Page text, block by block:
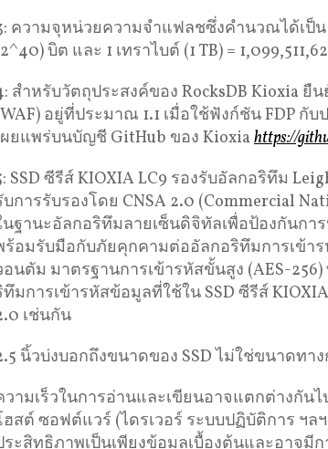
ความจุหน่วยความจำแฟลชซึ่งคำนวณได้เป็น 1
บิต และ 1 เทราไบต์ (1 TB) =
สำหรับวัตถุประสงค์ของ RocksDB Kioxia
อยู่ที่ประมาณ 1.1 เมื่อใช้ฟังก์ชัน FDP
ผยแพร่บนบัญชี GitHub ของ Kioxia https://
SSD ซีรีส์ KIOXIA LC9 รองรับอัลกอริทึม
บการรับรองโดย CNSA 2.0 (Commercial
นฐานะอัลกอริทึมลายเซ็นดิจิทัลเพื่อป้องกันกา
ร้อมรับมือกับภัยคุกคามต่ออัลกอริทึมการเข้า
อนตัม มาตรฐานการเข้ารหัสขั้นสูง (AES-
มการเข้ารหัสข้อมูลที่ใช้ใน SSD ซีรีส์
เช่นกัน
นิ้วบ่งบอกถึงขนาดของ SSD ไม่ใช่ขนาดทา
วามเร็วในการอ่านและเขียนอาจแตกต่างกัน
ฮสต์ ซอฟต์แวร์ (ไดรเวอร์ ระบบปฏิบัติการ ฯล
ระสิทธิภาพเป็นเพียงข้อมูลเบื้องต้นและอาจมี